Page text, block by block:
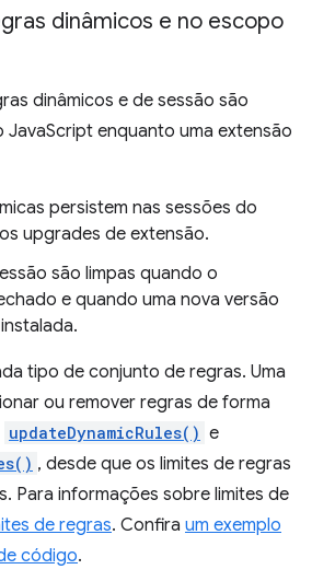
dinâmicos e no escopo
dinâmicos e de sessão são
enquanto uma extensão
persistem nas sessões do
upgrades de extensão.
são limpas quando o
e quando uma nova versão
tipo de conjunto de regras. Uma
ou remover regras de forma
updateDynamicRules() e
, desde que os limites de regras
Para informações sobre limites de
de regras. Confira um exemplo
código.